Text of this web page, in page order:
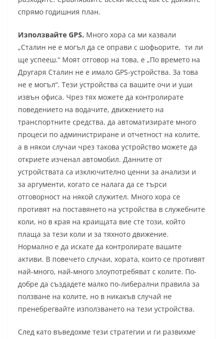
спрямо годишния план.
Използвайте GPS. Много хора са ми казвали
„Сталин не е могъл да се оправи с шофьорите, ти ли
ще успееш.“ Моят отговор на това, е „По времето на
Другаря Сталин не е имало GPS-устройства. За това
не е могъл“. Тези устройства са вашите очи и уши
извън офиса. Чрез тях можете да контролирате
поведението на водачите, движението на
транспортните средства, да автоматизирате много
процеси по администриране и отчетност на колите,
а в някои случаи чрез такова устройство можете да
откриете изченал автомобил. Данните от
устройствата са изключително ценни за анализи и
за аргументи, когато се налага да се търси
отговорност на някой служител. Много хора се
противят на поставянето на устройства в служебните
коли, но в края на краищата вие сте този, който
плаща за тези коли и за тяхното движение.
Нормално е да искате да контролирате вашите
активи. В повечето случаи, хората, които се противят
най-много, най-много злоупотребяват с колите. По-
добре да създадете малко по-либерални правила за
ползване на колите, но в никакъв случай не
пренебрегвайте използването на тези устройства.
След като въведохме тези стратегии и ги развихме